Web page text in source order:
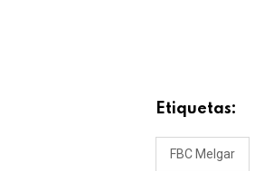
Etiquetas:
FBC Melgar